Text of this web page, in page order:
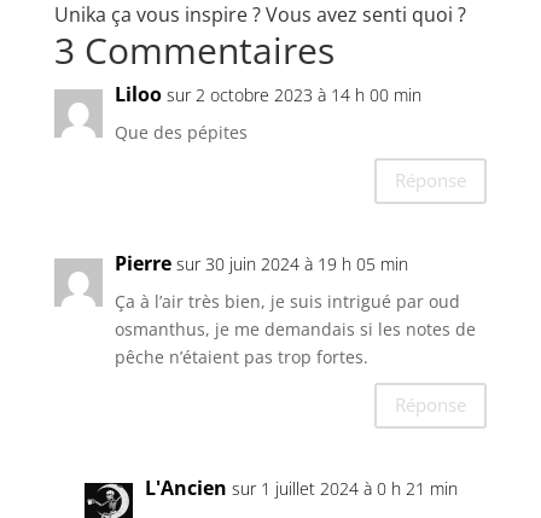
Unika ça vous inspire ? Vous avez senti quoi ?
3 Commentaires
Liloo sur 2 octobre 2023 à 14 h 00 min
Que des pépites
Réponse
Pierre sur 30 juin 2024 à 19 h 05 min
Ça à l’air très bien, je suis intrigué par oud
osmanthus, je me demandais si les notes de
pêche n’étaient pas trop fortes.
Réponse
L'Ancien sur 1 juillet 2024 à 0 h 21 min